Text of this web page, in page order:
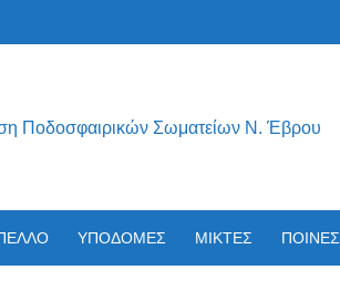
Ποδοσφαιρικών Σωματείων Ν. Έβρου
ΥΠΟΔΟΜΕΣ ΜΙΚΤΕΣ ΠΟΙΝΕΣ